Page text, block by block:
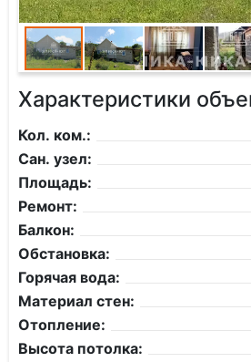
Характеристики
Кол. ком.:
Сан. узел:
Площадь:
Ремонт:
Балкон:
Обстановка:
Горячая вода:
Материал стен:
Отопление:
Высота потолка: